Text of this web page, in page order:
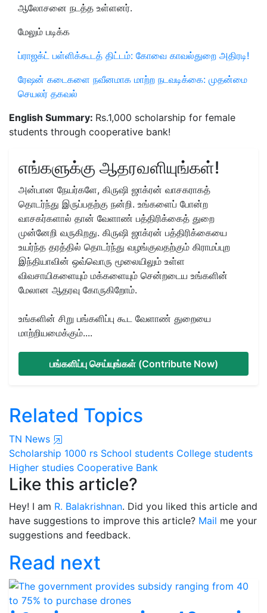
ஆலோசனை நடத்த உள்ளனர்.
மேலும் படிக்க
ப்ராஜக்ட் பள்ளிக்கூடத் திட்டம்: கோவை காவல்துறை அதிரடி!
ரேஷன் கடைகளை நவீனமாக மாற்ற நடவடிக்கை: முதன்மை
செயலர் தகவல்
English Summary: Rs.1,000 scholarship for female
students through cooperative bank!
எங்களுக்கு ஆதரவளியுங்கள்!
அன்பான நேயர்களே, கிருஷி ஜாக்ரன் வாசகராகத்
தொடர்ந்து இருப்பதற்கு நன்றி. உங்களைப் போன்ற
வாசகர்களால் தான் வேளாண் பத்திரிக்கைத் துறை
முன்னேறி வருகிறது. கிருஷி ஜாக்ரன் பத்திரிக்கையை
உயர்ந்த தரத்தில் தொடர்ந்து வழங்குவதற்கும் கிராமப்புற
இந்தியாவின் ஒவ்வொரு மூலையிலும் உள்ள
விவசாயிகளையும் மக்களையும் சென்றடைய உங்களின்
மேலான ஆதரவு கோருகிறோம்.
உங்களின் சிறு பங்களிப்பு கூட வேளாண் துறையை
மாற்றியமைக்கும்....
பங்களிப்பு செய்யுங்கள் (Contribute Now)
Related Topics
TN News
Scholarship 1000 rs School students College students
Higher studies Cooperative Bank
Like this article?
Hey! I am R. Balakrishnan. Did you liked this article and
have suggestions to improve this article? Mail me your
suggestions and feedback.
Read next